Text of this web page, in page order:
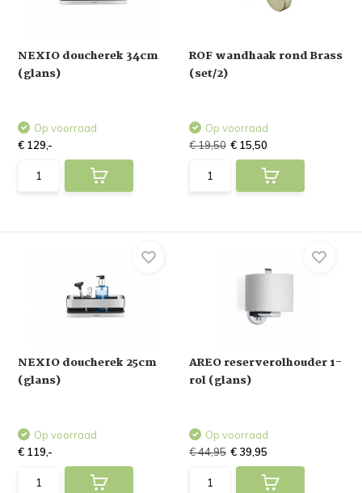
NEXIO doucherek 34cm
(glans)
Op voorraad
€ 129,-
ROF wandhaak rond Brass
(set/2)
Op voorraad
€ 19,50 € 15,50
NEXIO doucherek 25cm
(glans)
Op voorraad
€ 119,-
AREO reserverolhouder 1-
rol (glans)
Op voorraad
€ 44,95 € 39,95